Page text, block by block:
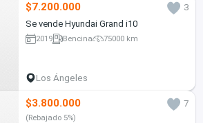
$7.200.000
3
Se vende Hyundai Grand i10
2019 Bencina 75000 km
Los Ángeles
$3.800.000 7
(Rebajado 5%)